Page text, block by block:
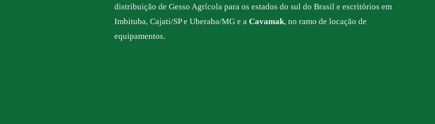
distribuição de Gesso Agrícola para os estados do sul do Brasil e escritórios em
Imbituba, Cajati/SP e Uberaba/MG e a Cavamak, no ramo de locação de
equipamentos.